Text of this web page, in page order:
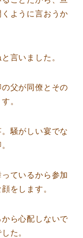
ように言おうか
言いました。
父が同僚とその
。
騒がしい宴でな
ているから参加
をします。
ら心配しないで
た。